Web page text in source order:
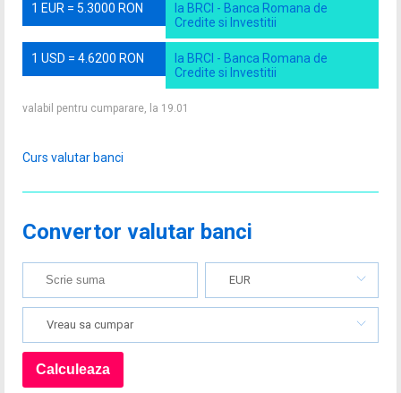
1 EUR = 5.3000 RON
la BRCI - Banca Romana de
Credite si Investitii
1 USD = 4.6200 RON
la BRCI - Banca Romana de
Credite si Investitii
valabil pentru cumparare, la 19.01
Curs valutar banci
Convertor valutar banci
EUR
Vreau sa cumpar